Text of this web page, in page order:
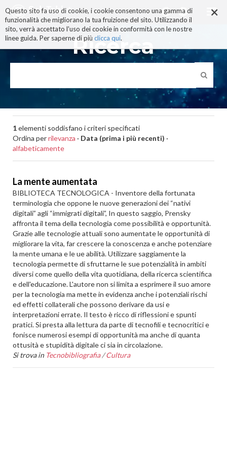
×
Questo sito fa uso di cookie, i cookie consentono una gamma di
funzionalità che migliorano la tua fruizione del sito. Utilizzando il
sito, verrà accettato l'uso dei cookie in conformità con le nostre
linee guida. Per saperne di più clicca qui.
ai
contenuti.
|
alla
navigazione
Ricerca
1elementi soddisfano i criteri specificati
Ordina perrilevanza · Data (prima i più recenti) ·
alfabeticamente
La mente aumentata
BIBLIOTECA TECNOLOGICA - Inventore della fortunata
terminologia che oppone le nuove generazioni dei “nativi
digitali” agli “immigrati digitali”, In questo saggio, Prensky
affronta il tema della tecnologia come possibilità e opportunità.
Grazie alle tecnologie attuali sono aumentate le opportunità di
migliorare la vita, far crescere la conoscenza e anche potenziare
la mente umana e le ue abilità. Utilizzare saggiamente la
tecnologia permette di sfruttarne le sue potenzialità in ambiti
diversi come quello della vita quotidiana, della ricerca scientifica
e dell'educazione. L'autore non si limita a esprimere il suo amore
per la tecnologia ma mette in evidenza anche i potenziali rischi
ed effetti collaterali che possono derivare da usi e
interpretazioni errate. Il testo è ricco di riflessioni e spunti
pratici. Si presta alla lettura da parte di tecnofili e tecnocritici e
fonisce numerosi esempi di opportunità ma anche di quanta
ottusità e stupidità digitale ci sia in circolazione.
Si trova in Tecnobibliografia /Cultura